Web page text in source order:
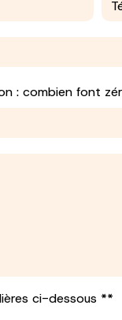
: combien font
ci-dessous **